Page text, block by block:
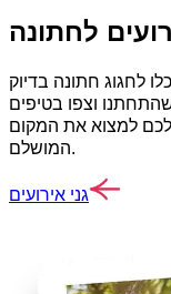
לחגוג חתונה בדיוק
וצפו בטיפים
לכם למצוא את המקום
המושלם.
גני אירועים